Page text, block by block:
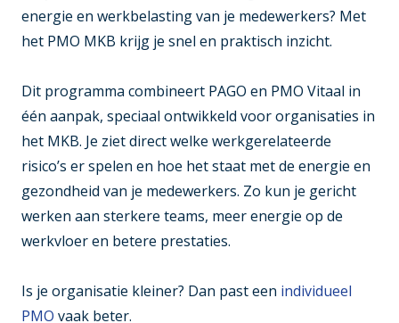
energie en werkbelasting van je medewerkers? Met
het PMO MKB krijg je snel en praktisch inzicht.
Dit programma combineert PAGO en PMO Vitaal in
één aanpak, speciaal ontwikkeld voor organisaties in
het MKB. Je ziet direct welke werkgerelateerde
risico’s er spelen en hoe het staat met de energie en
gezondheid van je medewerkers. Zo kun je gericht
werken aan sterkere teams, meer energie op de
werkvloer en betere prestaties.
Is je organisatie kleiner? Dan past een individueel
PMO vaak beter.